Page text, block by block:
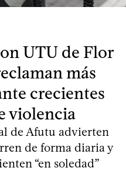
UTU de Flor
más
crecientes
violencia
de Afutu advierten
de forma diaria y
“en soledad”